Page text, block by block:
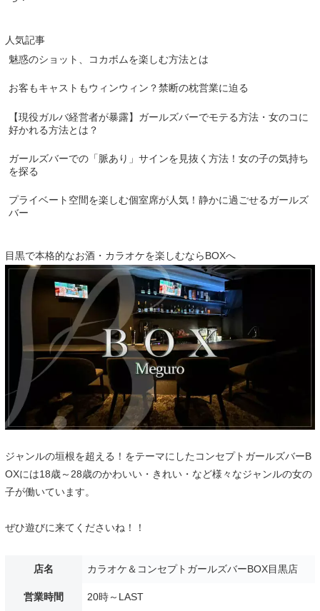
人気記事
魅惑のショット、コカボムを楽しむ方法とは
お客もキャストもウィンウィン？禁断の枕営業に迫る
【現役ガルバ経営者が暴露】ガールズバーでモテる方法・女のコに
好かれる方法とは？
ガールズバーでの「脈あり」サインを見抜く方法！女の子の気持ち
を探る
プライベート空間を楽しむ個室席が人気！静かに過ごせるガールズ
バー
目黒で本格的なお酒・カラオケを楽しむならBOXへ
ジャンルの垣根を超える！をテーマにしたコンセプトガールズバーB
OXには18歳～28歳のかわいい・きれい・など様々なジャンルの女の
子が働いています。
ぜひ遊びに来てくださいね！！
店名 カラオケ＆コンセプトガールズバーBOX目黒店
営業時間 20時～LAST